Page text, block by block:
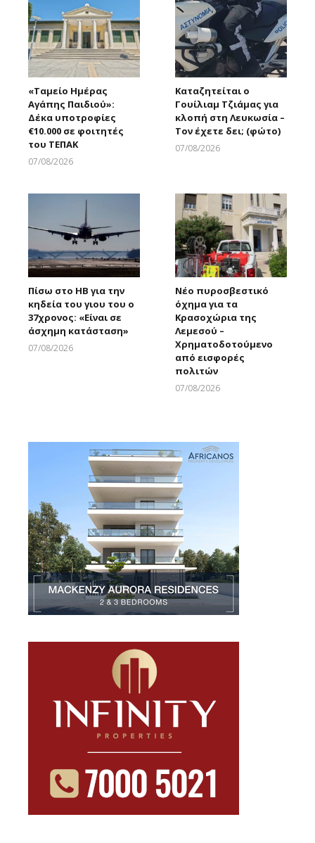
«Ταμείο Ημέρας
Αγάπης Παιδιού»:
Δέκα υποτροφίες
€10.000 σε φοιτητές
του ΤΕΠΑΚ
07/08/2026
Καταζητείται ο
Γουίλιαμ Τζιάμας για
κλοπή στη Λευκωσία –
Τον έχετε δει; (φώτο)
07/08/2026
Πίσω στο ΗΒ για την
κηδεία του γιου του ο
37χρονος: «Είναι σε
άσχημη κατάσταση»
07/08/2026
Νέο πυροσβεστικό
όχημα για τα
Κρασοχώρια της
Λεμεσού –
Χρηματοδοτούμενο
από εισφορές
πολιτών
07/08/2026